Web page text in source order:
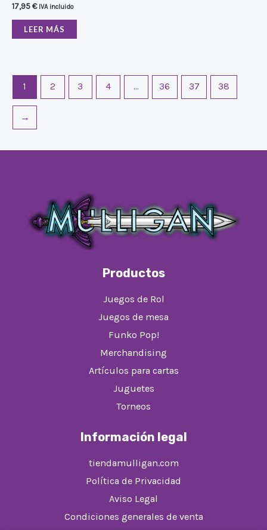
17,95€ IVA incluido
LEER MÁS
1 2 3 4 … 36 37 38
→
Productos
Juegos de Rol
Juegos de mesa
Funko Pop!
Merchandising
Artículos para cartas
Juguetes
Torneos
Información legal
tiendamulligan.com
Política de Privacidad
Aviso Legal
Condiciones generales de venta